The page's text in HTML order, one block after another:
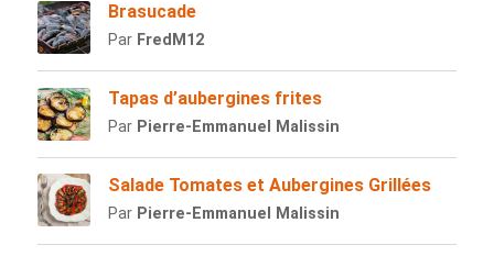
Brasucade
Par FredM12
Tapas d’aubergines frites
Par Pierre-Emmanuel Malissin
Salade Tomates et Aubergines Grillées
Par Pierre-Emmanuel Malissin